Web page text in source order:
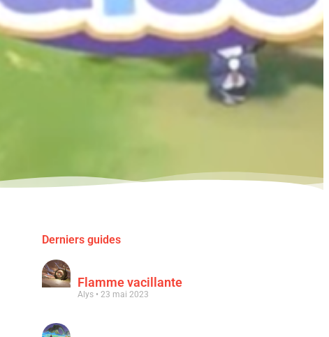
Derniers guides
Flamme vacillante
Alys 23 mai 2023